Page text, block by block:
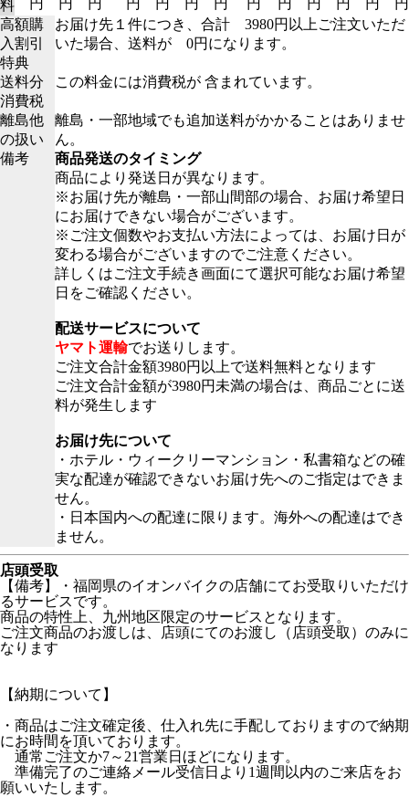
料
円
円
円
円
円
円
円
円
円
円
円
円
円
高額購
入割引
特典
お届け先１件につき、合計 3980円以上ご注文いただ
いた場合、送料が 0円になります。
送料分
消費税
この料金には消費税が 含まれています。
離島他
の扱い
離島・一部地域でも追加送料がかかることはありませ
ん。
備考
商品発送のタイミング
商品により発送日が異なります。
※お届け先が離島・一部山間部の場合、お届け希望日
にお届けできない場合がございます。
※ご注文個数やお支払い方法によっては、お届け日が
変わる場合がございますのでご注意ください。
詳しくはご注文手続き画面にて選択可能なお届け希望
日をご確認ください。
配送サービスについて
ヤマト運輸でお送りします。
ご注文合計金額3980円以上で送料無料となります
ご注文合計金額が3980円未満の場合は、商品ごとに送
料が発生します
お届け先について
・ホテル・ウィークリーマンション・私書箱などの確
実な配達が確認できないお届け先へのご指定はできま
せん。
・日本国内への配達に限ります。海外への配達はでき
ません。
店頭受取
【備考】・福岡県のイオンバイクの店舗にてお受取りいただけ
るサービスです。
商品の特性上、九州地区限定のサービスとなります。
ご注文商品のお渡しは、店頭にてのお渡し（店頭受取）のみに
なります
【納期について】
・商品はご注文確定後、仕入れ先に手配しておりますので納期
にお時間を頂いております。
通常ご注文か7～21営業日ほどになります。
準備完了のご連絡メール受信日より1週間以内のご来店をお
願いいたします。